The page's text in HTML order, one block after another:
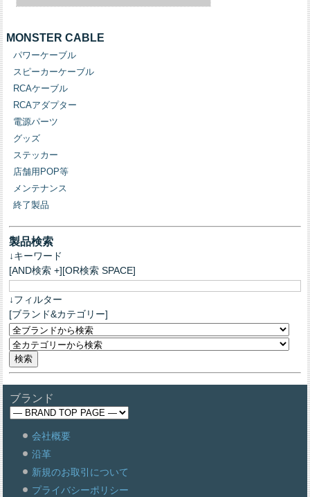
MONSTER CABLE
パワーケーブル
スピーカーケーブル
RCAケーブル
RCAアダプター
電源パーツ
グッズ
ステッカー
店舗用POP等
メンテナンス
終了製品
製品検索
↓キーワード
[AND検索 +][OR検索 SPACE]
↓フィルター
[ブランド&カテゴリー]
ブランド
会社概要
沿革
新規のお取引について
プライバシーポリシー